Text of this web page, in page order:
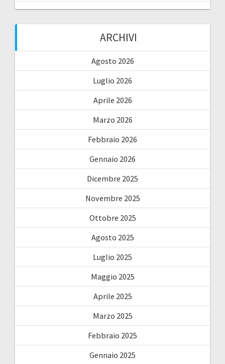
ARCHIVI
Agosto 2026
Luglio 2026
Aprile 2026
Marzo 2026
Febbraio 2026
Gennaio 2026
Dicembre 2025
Novembre 2025
Ottobre 2025
Agosto 2025
Luglio 2025
Maggio 2025
Aprile 2025
Marzo 2025
Febbraio 2025
Gennaio 2025